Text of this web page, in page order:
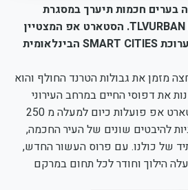
חכמות תיערך במסגרת
TLVURBAN Innovation Expo 2020. הסטארט אפ המצטיין
יזכה בכרטיסי טיסה לתערוכת SMART CITIES הבינלאומית
מזמן את גבולות הטרנד החולף והוא
את דפוסי החיים במרחב העירוני
מקצה לקצה. באומת הסטארט אפ פועלות כיום למעלה מ 250
להיבטים שונים של העיר החכמה,
של כולנו. עם פרוס העשור החדש,
הילוך וחודר לכל תחום במרקם